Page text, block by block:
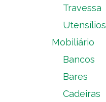
Travessa
Utensílios
Mobiliário
Bancos
Bares
Cadeiras